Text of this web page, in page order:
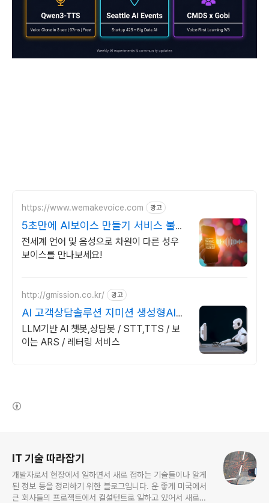
https://www.wemakevoice.com 광고
5초만에 AI보이스 만들기 서비스 불만
족시 무조건 환불
전세계 언어 및 음성으로 차원이 다른 성우
보이스를 만나보세요!
http://gmission.co.kr/ 광고
AI 고객상담솔루션 지미션 생성형AI
기반 솔루션 개발
LLM기반 AI 챗봇,상담봇 / STT,TTS / 보
이는 ARS / 레터링 서비스
IT 기술 따라잡기
개발자로서 현장에서 일하면서 새로 접하는 기술들이나 알게
된 정보 등을 정리하기 위한 블로그입니다. 운 좋게 미국에서
큰 회사들의 프로젝트에서 컬설턴트로 일하고 있어서 새로운